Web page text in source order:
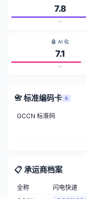
7.8
—
🤖 AI 化
7.1
—
📇 标准编码卡 S
GCCN 标准码
📋 承运商档案
全称
闪电快递